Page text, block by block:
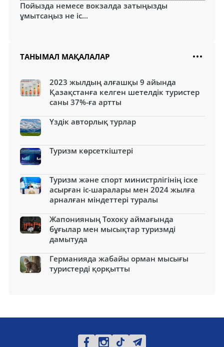
Пойызда немесе вокзалда затыңызды
ұмытсаңыз не іс...
ТАНЫМАЛ МАҚАЛАЛАР
2023 жылдың алғашқы 9 айында
Қазақстанға келген шетелдік туристер
саны 37%-ға артты
Үздік авторлық турлар
Туризм көрсеткіштері
Туризм және спорт министрлігінің іске
асырған іс-шаралары мен 2024 жылға
арналған міндеттері туралы
Жапонияның Тохоку аймағында
бұғылар мен мысықтар туризмді
дамытуда
Германияда жабайы орман мысығы
туристерді қорқытты